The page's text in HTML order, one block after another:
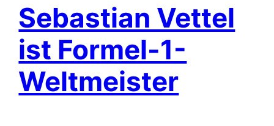
Sebastian Vettel
ist Formel-1-
Weltmeister